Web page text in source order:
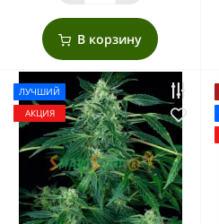
В корзину
ЛУЧШИЙ
АКЦИЯ